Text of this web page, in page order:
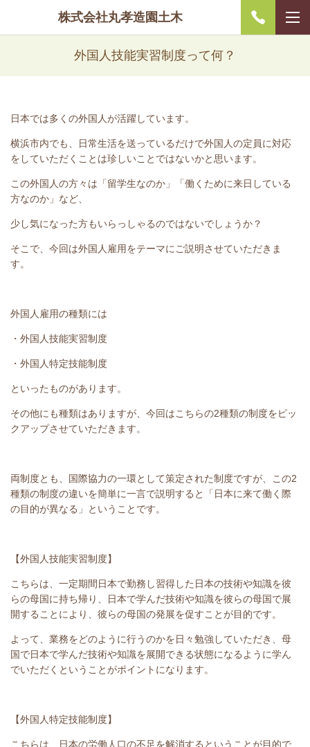
株式会社丸孝造園土木
外国人技能実習制度って何？
日本では多くの外国人が活躍しています。
横浜市内でも、日常生活を送っているだけで外国人の定員に対応
をしていただくことは珍しいことではないかと思います。
この外国人の方々は「留学生なのか」「働くために来日している
方なのか」など、
少し気になった方もいらっしゃるのではないでしょうか？
そこで、今回は外国人雇用をテーマにご説明させていただきま
す。
外国人雇用の種類には
・外国人技能実習制度
・外国人特定技能制度
といったものがあります。
その他にも種類はありますが、今回はこちらの2種類の制度をピッ
クアップさせていただきます。
両制度とも、国際協力の一環として策定された制度ですが、この2
種類の制度の違いを簡単に一言で説明すると「日本に来て働く際
の目的が異なる」ということです。
【外国人技能実習制度】
こちらは、一定期間日本で勤務し習得した日本の技術や知識を彼
らの母国に持ち帰り、日本で学んだ技術や知識を彼らの母国で展
開することにより、彼らの母国の発展を促すことが目的です。
よって、業務をどのように行うのかを日々勉強していただき、母
国で日本で学んだ技術や知識を展開できる状態になるように学ん
でいただくということがポイントになります。
【外国人特定技能制度】
こちらは、日本の労働人口の不足を解消するということが目的で